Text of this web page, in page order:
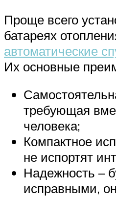
Проще всего
батареях
автоматические
Их основные
требующая
человека;
Компактное
не испортят
Надежность –
исправными,